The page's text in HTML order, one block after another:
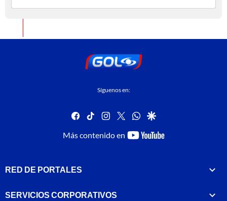
Síguenos en:
facebook
tiktok instagram
twitterwhatsapp
google
Más contenido en
youtube-
RED DE PORTALES
SERVICIOS CORPORATIVOS